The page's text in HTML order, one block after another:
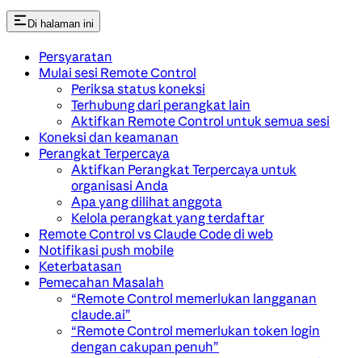
Di halaman ini
Persyaratan
Mulai sesi Remote Control
Periksa status koneksi
Terhubung dari perangkat lain
Aktifkan Remote Control untuk semua sesi
Koneksi dan keamanan
Perangkat Terpercaya
Aktifkan Perangkat Terpercaya untuk
organisasi Anda
Apa yang dilihat anggota
Kelola perangkat yang terdaftar
Remote Control vs Claude Code di web
Notifikasi push mobile
Keterbatasan
Pemecahan Masalah
“Remote Control memerlukan langganan
claude.ai”
“Remote Control memerlukan token login
dengan cakupan penuh”